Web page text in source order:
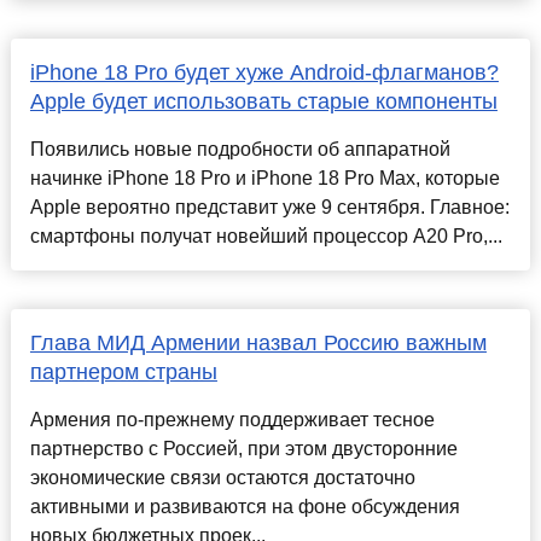
iPhone 18 Pro будет хуже Android-флагманов?
Apple будет использовать старые компоненты
Появились новые подробности об аппаратной
начинке iPhone 18 Pro и iPhone 18 Pro Max, которые
Apple вероятно представит уже 9 сентября. Главное:
смартфоны получат новейший процессор A20 Pro,...
Глава МИД Армении назвал Россию важным
партнером страны
Армения по-прежнему поддерживает тесное
партнерство с Россией, при этом двусторонние
экономические связи остаются достаточно
активными и развиваются на фоне обсуждения
новых бюджетных проек...